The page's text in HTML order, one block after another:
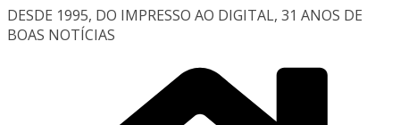
DESDE 1995, DO IMPRESSO AO DIGITAL, 31 ANOS DE
BOAS NOTÍCIAS